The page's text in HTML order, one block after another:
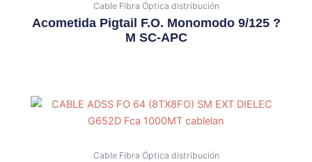
Cable Fibra Óptica distribución
Acometida Pigtail F.O. Monomodo 9/125 ?
M SC-APC
Cable Fibra Óptica distribución